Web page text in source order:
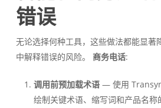
错误
无论选择何种工具，这些做法都能显著
中解释错误的风险。 商务电话:
调用前预加载术语— 使用
绘制关键术语、缩写词和产品名称